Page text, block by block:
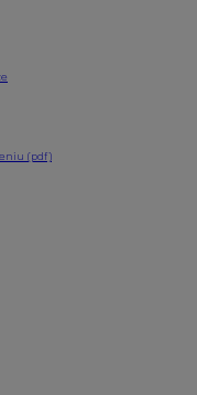
(pdf)